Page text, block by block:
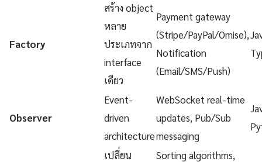
Factory
สร้าง object
หลาย
ประเภทจาก
interface
เดียว
Payment gateway
(Stripe/PayPal/Omise),
Notification
(Email/SMS/Push)
Observer
Event-
driven
architecture
WebSocket real-time
updates, Pub/Sub
messaging
เปลี่ยน
Sorting algorithms,